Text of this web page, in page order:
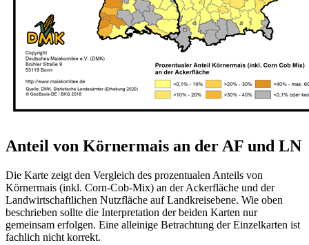
Anteil von Körnermais an der AF und LN
Die Karte zeigt den Vergleich des prozentualen Anteils von
Körnermais (inkl. Corn-Cob-Mix) an der Ackerfläche und der
Landwirtschaftlichen Nutzfläche auf Landkreisebene. Wie oben
beschrieben sollte die Interpretation der beiden Karten nur
gemeinsam erfolgen. Eine alleinige Betrachtung der Einzelkarten ist
fachlich nicht korrekt.